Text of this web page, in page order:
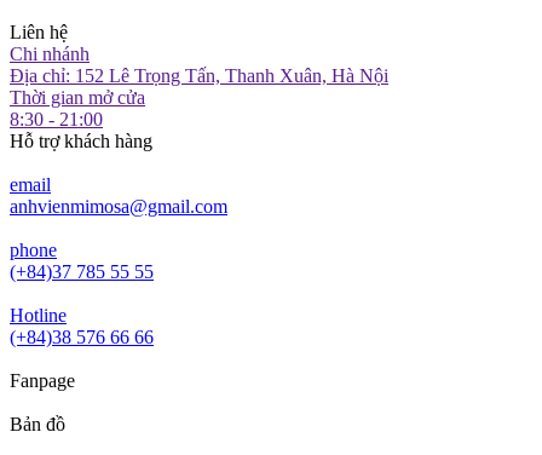
Liên hệ
Chi nhánh
Địa chỉ: 152 Lê Trọng Tấn, Thanh Xuân, Hà Nội
Thời gian mở cửa
8:30 - 21:00
Hỗ trợ khách hàng
email
anhvienmimosa@gmail.com
phone
(+84)37 785 55 55
Hotline
(+84)38 576 66 66
Fanpage
Bản đồ